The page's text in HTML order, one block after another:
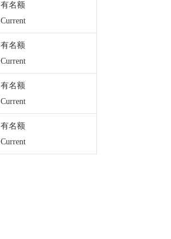
有名额
Current
有名额
Current
有名额
Current
有名额
Current